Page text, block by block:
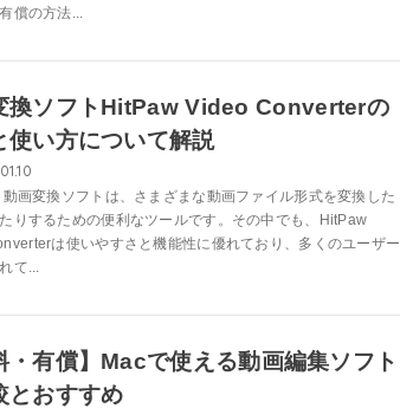
償の方法...
換ソフトHitPaw Video Converterの
使い方について解説
動画変換ソフトは、さまざまな動画ファイル形式を変換した
りするための便利なツールです。その中でも、HitPaw
は使いやすさと機能性に優れており、多くのユーザー
て...
・有償】Macで使える動画編集ソフト
とおすすめ